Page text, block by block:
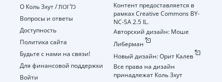
О Коль Зхут / כל זכות
Вопросы и ответы
Доступность
Политика сайта
Будьте с нами на связи!
Для финансовой поддержки
Войти
Контент предоставляется в
рамках Creative Commons BY-
NC-SA 2.5 IL.
Авторский дизайн: Моше
Либерман
Новый дизайн: Орит Калев
Все права на дизайн
принадлежат Коль Зхут